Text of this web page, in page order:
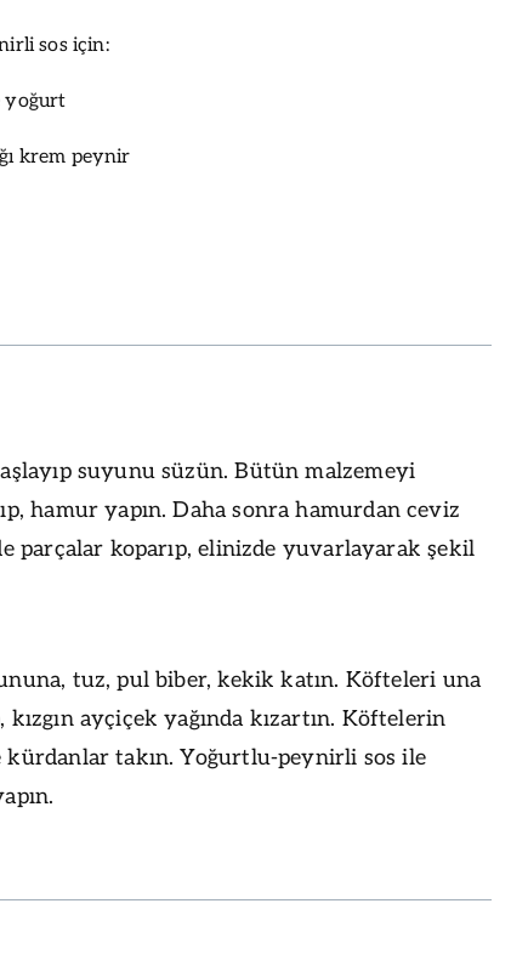
sos için:
yoğurt
krem peynir
suyunu süzün. Bütün malzemeyi
hamur yapın. Daha sonra hamurdan ceviz
parçalar koparıp, elinizde yuvarlayarak şekil
tuz, pul biber, kekik katın. Köfteleri una
kızgın ayçiçek yağında kızartın. Köftelerin
kürdanlar takın. Yoğurtlu-peynirli sos ile